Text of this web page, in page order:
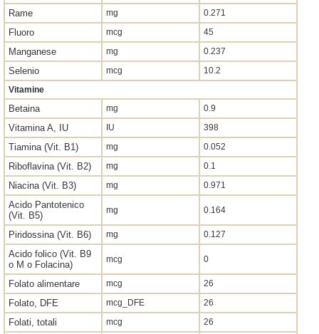
Rame mg 0.271
Fluoro mcg 45
Manganese mg 0.237
Selenio mcg
10.2
Vitamine
Betaina mg 0.9
Vitamina A, IU IU 398
Tiamina (Vit. B1) mg 0.052
Riboflavina (Vit. B2) mg 0.1
Niacina (Vit. B3) mg 0.971
Acido Pantotenico
(Vit. B5)
mg 0.164
Piridossina (Vit. B6) mg 0.127
Acido folico (Vit. B9
o M o Folacina)
mcg 0
Folato alimentare mcg 26
Folato, DFE mcg_DFE 26
Folati, totali mcg 26